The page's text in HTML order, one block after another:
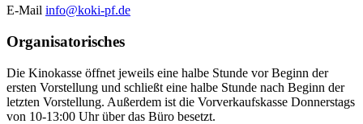
E-Mail info@koki-pf.de
Organisatorisches
Die Kinokasse öffnet jeweils eine halbe Stunde vor Beginn der
ersten Vorstellung und schließt eine halbe Stunde nach Beginn der
letzten Vorstellung. Außerdem ist die Vorverkaufskasse Donnerstags
von 10-13:00 Uhr über das Büro besetzt.